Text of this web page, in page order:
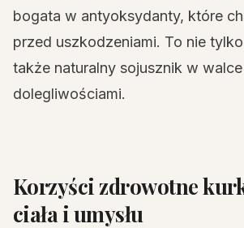
bogata w antyoksydanty, które
przed uszkodzeniami. To nie
także naturalny sojusznik w
dolegliwościami.
Korzyści zdrowotne
ciała i umysłu